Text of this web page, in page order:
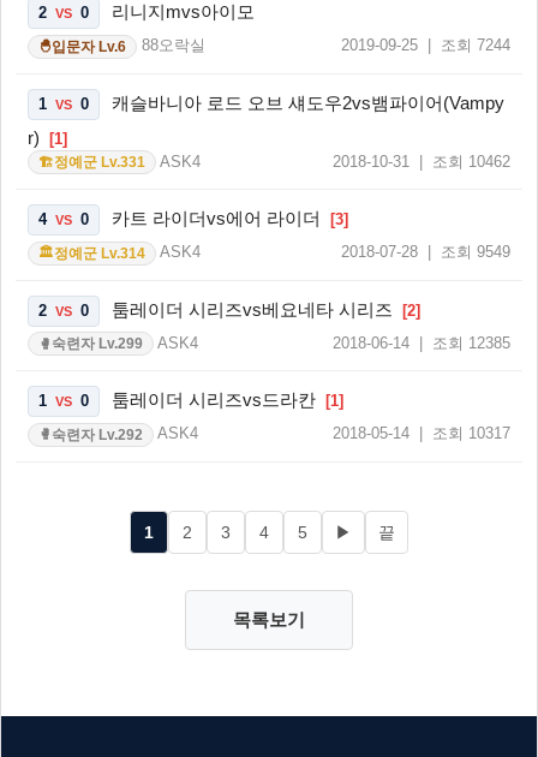
2 VS 0 리니지mvs아이모
🐣입문자 Lv.6 88오락실 2019-09-25 | 조회 7244
1 VS 0
캐슬바니아 로드 오브 섀도우2vs뱀파이어(Vampy
r) [1]
🏗️정예군 Lv.331 ASK4 2018-10-31 | 조회 10462
4 VS 0 카트 라이더vs에어 라이더 [3]
🏛️정예군 Lv.314 ASK4 2018-07-28 | 조회 9549
2 VS 0 툼레이더 시리즈vs베요네타 시리즈 [2]
🥊 숙련자 Lv.299 ASK4 2018-06-14 | 조회 12385
1 VS 0 툼레이더 시리즈vs드라칸 [1]
🥊 숙련자 Lv.292 ASK4 2018-05-14 | 조회 10317
1 2 3 4 5 ▶ 끝
목록보기